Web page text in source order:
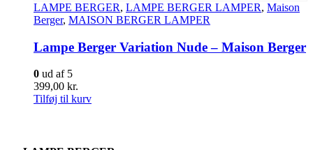
LAMPE BERGER, LAMPE BERGER LAMPER, Maison
Berger, MAISON BERGER LAMPER
Lampe Berger Variation Nude – Maison Berger
0 ud af 5
399,00 kr.
Tilføj til kurv